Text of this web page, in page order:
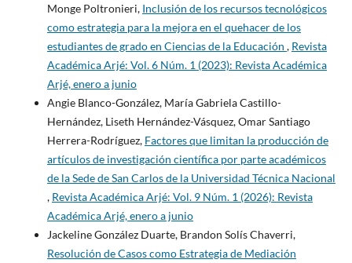
Monge Poltronieri, Inclusión de los recursos tecnológicos
como estrategia para la mejora en el quehacer de los
estudiantes de grado en Ciencias de la Educación , Revista
Académica Arjé: Vol. 6 Núm. 1 (2023): Revista Académica
Arjé, enero a junio
Angie Blanco-González, María Gabriela Castillo-
Hernández, Liseth Hernández-Vásquez, Omar Santiago
Herrera-Rodríguez, Factores que limitan la producción de
artículos de investigación científica por parte académicos
de la Sede de San Carlos de la Universidad Técnica Nacional
, Revista Académica Arjé: Vol. 9 Núm. 1 (2026): Revista
Académica Arjé, enero a junio
Jackeline González Duarte, Brandon Solís Chaverri,
Resolución de Casos como Estrategia de Mediación